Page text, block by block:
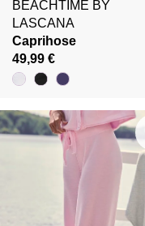
BEACHTIME BY
LASCANA
Caprihose
49,99 €